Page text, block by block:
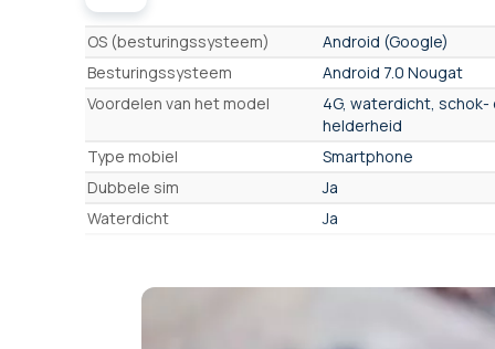
Eigenschappen
OS (besturingssysteem)
Android (Google)
Besturingssysteem
Android 7.0 Nougat
Voordelen van het model
4G, waterdicht,
helderheid
Type mobiel
Smartphone
Dubbele sim
Ja
Waterdicht
Ja
Nee